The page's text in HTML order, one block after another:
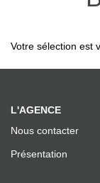
Votre sélection est
L'AGENCE
Nous contacter
Présentation